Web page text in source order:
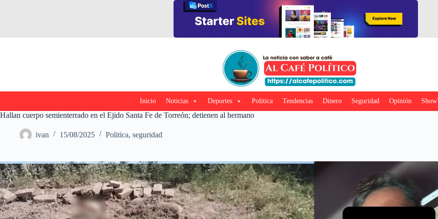
Inicio Noticias Deportes Politica Tendencias Dinero Seguridad Opinión
Hallan cuerpo semienterrado en el Ejido Santa Fe de Torreón; detienen al hermano
ivan 15/08/2025 Politica, seguridad